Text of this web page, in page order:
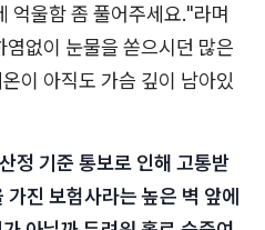
억울함 좀 풀어주세요."라며
없이 눈물을 쏟으시던 많은
이 아직도 가슴 깊이 남아있
정 기준 통보로 인해 고통받
진 보험사라는 높은 벽 앞에